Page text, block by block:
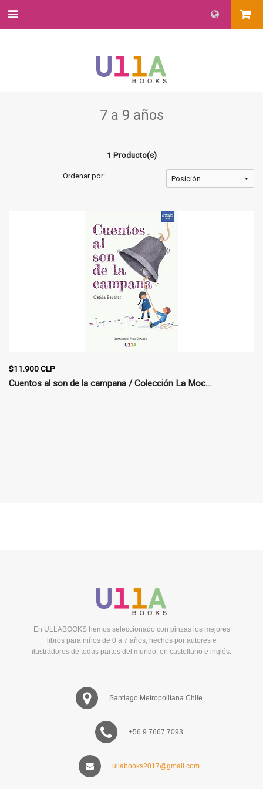
7 a 9 años
1 Producto(s)
Ordenar por:
$11.900 CLP
Cuentos al son de la campana / Colección La Moc...
En ULLABOOKS hemos seleccionado con pinzas los mejores
libros para niños de 0 a 7 años, hechos por autores e
ilustradores de todas partes del mundo, en castellano e inglés.
Santiago Metropolitana Chile
+56 9 7667 7093
ullabooks2017@gmail.com